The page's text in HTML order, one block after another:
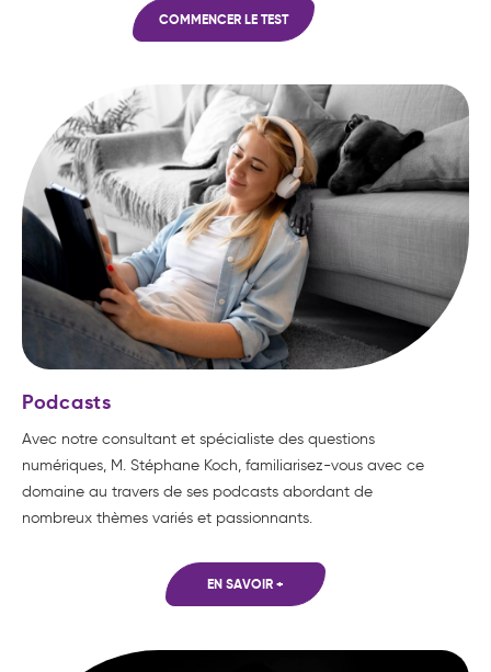
COMMENCER LE TEST
Podcasts
Avec notre consultant et spécialiste des questions
numériques, M. Stéphane Koch, familiarisez-vous avec ce
domaine au travers de ses podcasts abordant de
nombreux thèmes variés et passionnants.
EN SAVOIR +